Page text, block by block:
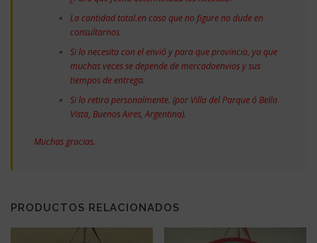
La cantidad total.en caso que no figure no dude en
consultarnos
Si lo necesita con el envió y para que provincia, ya que
muchas veces se depende de mercadoenvios y sus
tiempos de entrega.
Si lo retira personalmente. (por Villa del Parque ó Bella
Vista, Buenos Aires, Argentina).
Muchas gracias.
PRODUCTOS RELACIONADOS